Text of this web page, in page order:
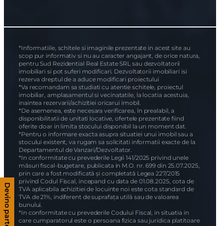
*Informatiile, schitele si imaginile prezentate in acest site au
scop pur informativ si nu au caracter angajant, de orice natura,
pentru Sud Rezidential Real Estate SRL sau dezvoltatorii
imobiliari si pot suferi modificari. Dezvoltatorii imobiliari isi
rezerva dreptul de a aduce modificari proiectului
*Va recomandam sa studiati cu atentie schitele, proiectul
imobiliar, amplasamentul si vecinatatile, la locatia acestuia,
inaintea rezervarii/achizitiei oricarui imobil.
*De asemenea, este necesara verificarea, în prealabil, a
disponibilitatii de unitati locative, ofertele prezentate fiind
oferite doar in limita stocului disponibil la un moment dat.
*Pentru o informare exacta asupra situatiei unui imobil sau a
stocului existent, va rugam sa solicitati informatii exacte de la
Departamentul de Vanzari/Dezvoltator.
*In conformitate cu prevederile Legii 141/2025 privind unele
măsuri fiscal-bugetare, publicata in M.O. nr. 699 din 25.07.2025,
prin care a fost modificată și completată Legea 227/2015
privind Codul Fiscal, incepand cu data de 01.08.2025, cota de
TVA aplicabila achizitiei de locuinte noi este cota standard de
TVA de 21%, indiferent de suprafața utilă sau de valoarea
bunului.
*In conformitate cu prevederile Codului Fiscal, in situatia in
care cumparatorul este o persoana fizica sau juridica platitoare
Devino partener